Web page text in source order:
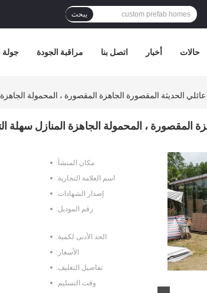
يبحث
جولة مراقبة الجودة اتصل بنا أخبار حالات
عائلي الحديثة المقصورة الجاهزة المقصورة ، المحمولة
المقصورة ، المحمولة الجاهزة المنازل سهلة
مكان المنشأ:
اسم العلامة التجارية:
إصدار الشهادات:
رقم الموديل:
الحد الأدنى لكمية:
الأسعار:
تفاصيل التغليف:
وقت التسليم: